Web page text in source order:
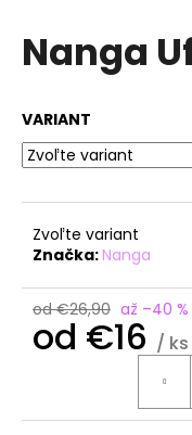
Nanga
VARIANT
Zvoľte variant
Značka:Nanga
od €26,90 až –40 %
od €16 / ks
j
ť
?
O
o